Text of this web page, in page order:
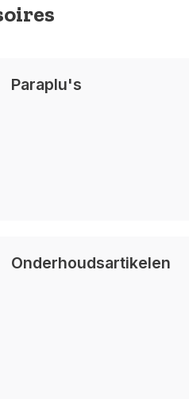
Paraplu's
Onderhoudsartikelen